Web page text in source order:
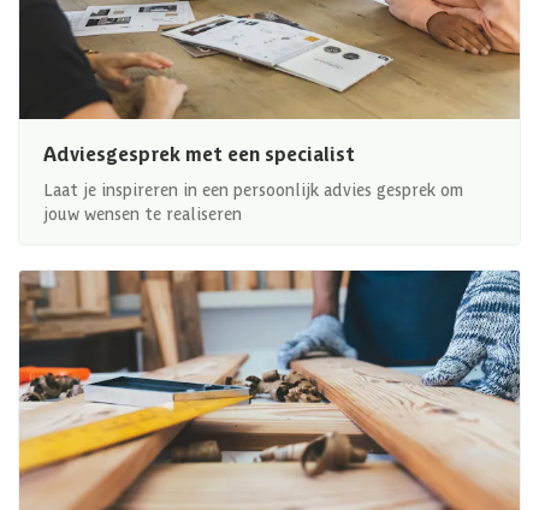
Adviesgesprek met een specialist
Laat je inspireren in een persoonlijk advies gesprek om
jouw wensen te realiseren